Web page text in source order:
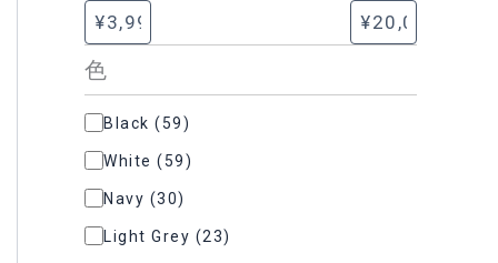
色
色 Black ( 59)
White ( 59)
Navy (30)
Light Grey (23)